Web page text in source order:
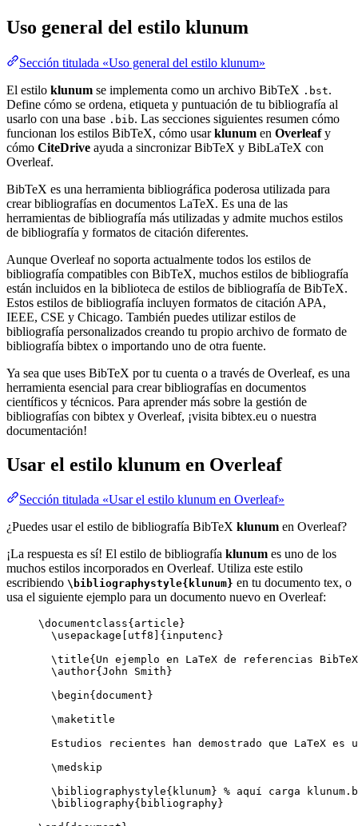
Uso general del estilo klunum
Sección titulada «Uso general del estilo klunum»
El estilo klunum se implementa como un archivo BibTeX .bst.
Define cómo se ordena, etiqueta y puntuación de tu bibliografía al
usarlo con una base .bib. Las secciones siguientes resumen cómo
funcionan los estilos BibTeX, cómo usarklunum en Overleafy
cómo CiteDrive ayuda a sincronizar BibTeX y BibLaTeX con
Overleaf.
BibTeX es una herramienta bibliográfica poderosa utilizada para
crear bibliografías en documentos LaTeX. Es una de las
herramientas de bibliografía más utilizadas y admite muchos estilos
de bibliografía y formatos de citación diferentes.
Aunque Overleaf no soporta actualmente todos los estilos de
bibliografía compatibles con BibTeX, muchos estilos de bibliografía
están incluidos en la biblioteca de estilos de bibliografía de BibTeX.
Estos estilos de bibliografía incluyen formatos de citación APA,
IEEE, CSE y Chicago. También puedes utilizar estilos de
bibliografía personalizados creando tu propio archivo de formato de
bibliografía bibtex o importando uno de otra fuente.
Ya sea que uses BibTeX por tu cuenta o a través de Overleaf, es una
herramienta esencial para crear bibliografías en documentos
científicos y técnicos. Para aprender más sobre la gestión de
bibliografías con bibtex y Overleaf, ¡visita bibtex.eu o nuestra
documentación!
Usar el estilo klunum en Overleaf
Sección titulada «Usar el estilo klunum en Overleaf»
¿Puedes usar el estilo de bibliografía BibTeX klunum en Overleaf?
¡La respuesta es sí! El estilo de bibliografía klunum es uno de los
muchos estilos incorporados en Overleaf. Utiliza este estilo
escribiendo \bibliographystyle{klunum} en tu documento tex, o
usa el siguiente ejemplo para un documento nuevo en Overleaf:
\documentclass{ article }
\usepackage
utf8 ]{ inputenc }
\title{Un ejemplo en LaTeX de referencias
\author{John Smith}
\begin{ document }
\maketitle
Estudios recientes han demostrado que LaTeX
\medskip
\bibliographystyle{klunum} % aquí carga
\bibliography{bibliography}